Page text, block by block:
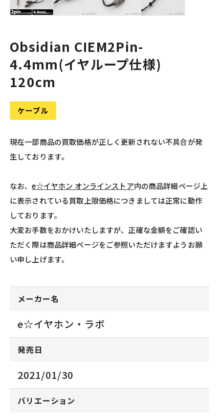
Obsidian CIEM2Pin-
4.4mm(イヤループ仕様)
120cm
ケーブル
現在一部商品の買取価格が正しく更新されない不具合が発
生しております。
なお、e☆イヤホン オンラインストア内の商品詳細ページ上
に表示されている買取上限価格につきましては正常に動作
しております。
大変お手数をおかけいたしますが、正確な金額をご確認い
ただく際は商品詳細ページをご参照いただけますようお願
い申し上げます。
メーカー名
e☆イヤホン・ラボ
発売日
2021/01/30
バリエーション